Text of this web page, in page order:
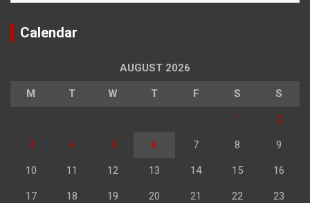
Calendar
AUGUST 2026
M T W T F S S
1 2
3 4 5 6 7 8 9
10 11 12 13 14 15 16
17 18 19 20 21 22 23